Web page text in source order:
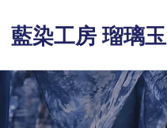
藍染工房 瑠璃玉